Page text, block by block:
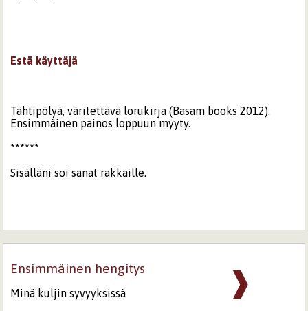
Estä käyttäjä
Tähtipölyä, väritettävä lorukirja (Basam books 2012).
Ensimmäinen painos loppuun myyty.
******
Sisälläni soi sanat rakkaille.
❱
Ensimmäinen hengitys
Minä kuljin syvyyksissä